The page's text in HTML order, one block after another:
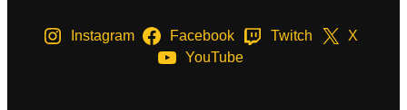
Instagram Facebook Twitch
X
YouTube